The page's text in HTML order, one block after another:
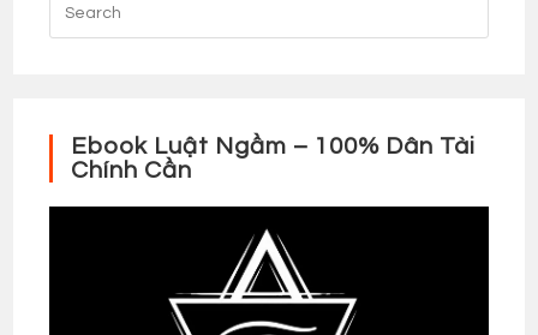
Ebook Luật Ngầm – 100% Dân Tài
Chính Cần